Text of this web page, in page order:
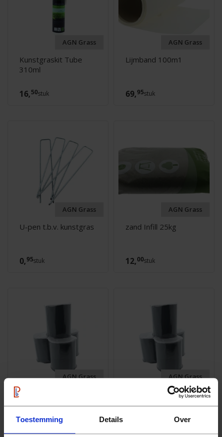
Toestemming Details Over
AGN Grass
Kunstgraskit Tube
310ml
16,50stuk
AGN Grass
Lijmband 100m1
69,95stuk
AGN Grass
U-pen t.b.v. kunstgras
0,95stuk
AGN Grass
zand Infill 25kg
12,00stuk
AGN Grass
Zelfklevend Lijmband
10m1
AGN Grass
Zelfklevend Lijmband
5m1 (per stuk)